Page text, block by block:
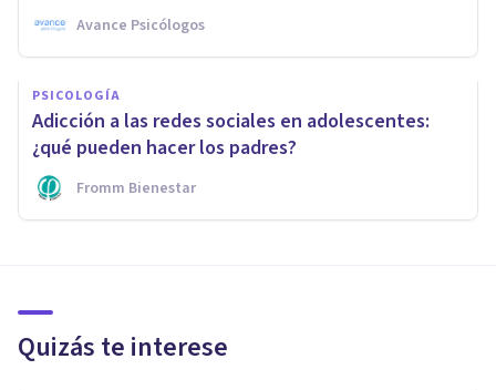
Avance Psicólogos
PSICOLOGÍA
Adicción a las redes sociales en adolescentes:
¿qué pueden hacer los padres?
Fromm Bienestar
Quizás te interese